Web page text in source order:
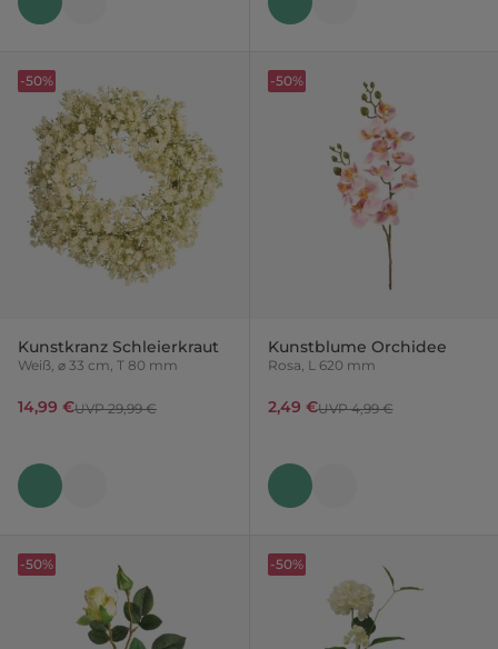
Kunstkranz Schleierkraut
Weiß, ⌀ 33 cm, T 80 mm
14,99 €UVP 29,99 €
-50%
Kunstblume Orchidee
Rosa, L 620 mm
2,49 €UVP 4,99 €
-50%
-50% -50%